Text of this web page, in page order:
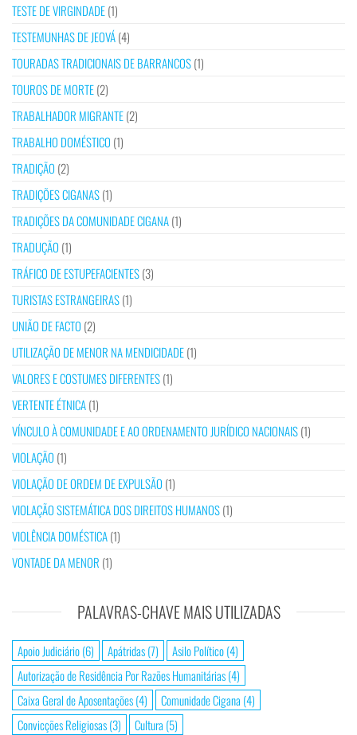
TESTE DE VIRGINDADE(1)
TESTEMUNHAS DE JEOVÁ(4)
TOURADAS TRADICIONAIS DE BARRANCOS(1)
TOUROS DE MORTE(2)
TRABALHADOR MIGRANTE(2)
TRABALHO DOMÉSTICO (1)
TRADIÇÃO (2)
TRADIÇÕES CIGANAS(1)
TRADIÇÕES DA COMUNIDADE CIGANA(1)
TRADUÇÃO (1)
TRÁFICO DE ESTUPEFACIENTES(3)
TURISTAS ESTRANGEIRAS(1)
UNIÃO DE FACTO (2)
UTILIZAÇÃO DE MENOR NA MENDICIDADE(1)
VALORES E COSTUMES DIFERENTES(1)
VERTENTE ÉTNICA(1)
VÍNCULO À COMUNIDADE E AO ORDENAMENTO JURÍDICO NACIONAIS(1)
VIOLAÇÃO (1)
VIOLAÇÃO DE ORDEM DE EXPULSÃO (1)
VIOLAÇÃO SISTEMÁTICA DOS DIREITOS HUMANOS(1)
VIOLÊNCIA DOMÉSTICA(1)
VONTADE DA MENOR (1)
PALAVRAS-CHAVE MAIS UTILIZADAS
Apoio Judiciário(6) Apátridas(7) Asilo Político(4)
Autorização de Residência Por Razões Humanitárias(4)
Caixa Geral de Aposentações(4) Comunidade Cigana (4)
Convicções Religiosas(3) Cultura (5)